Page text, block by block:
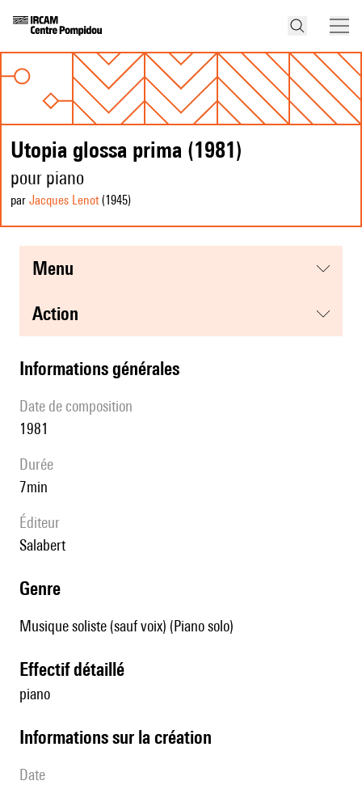
Utopia glossa prima (1981)
pour piano
par Jacques Lenot(1945)
menu
action
informations générales
date de composition
1981
durée
7min
éditeur
Salabert
genre
Musique soliste (sauf voix) (Piano solo)
effectif détaillé
piano
informations sur la création
date